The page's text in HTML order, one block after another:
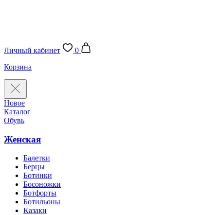
Личный кабинет
0
Корзина
Новое
Каталог
Обувь
Женская
Балетки
Берцы
Ботинки
Босоножки
Ботфорты
Ботильоны
Казаки